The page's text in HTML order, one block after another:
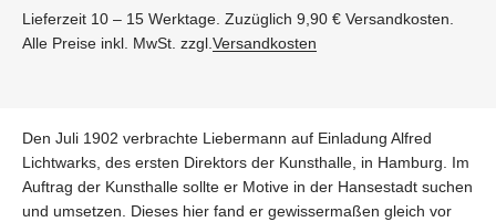
Lieferzeit 10 – 15 Werktage. Zuzüglich 9,90 € Versandkosten.
Alle Preise inkl. MwSt. zzgl. Versandkosten
Den Juli 1902 verbrachte Liebermann auf Einladung Alfred
Lichtwarks, des ersten Direktors der Kunsthalle, in Hamburg. Im
Auftrag der Kunsthalle sollte er Motive in der Hansestadt suchen
und umsetzen. Dieses hier fand er gewissermaßen gleich vor